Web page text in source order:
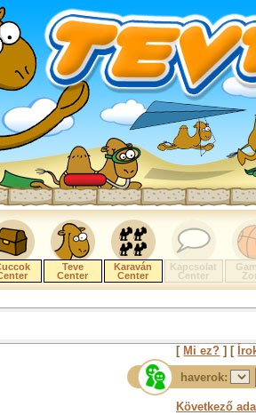
Teve
Center
Karaván
Center
Kapcsolat
Center
[ Mi ez? ] [
haverok:
Következő